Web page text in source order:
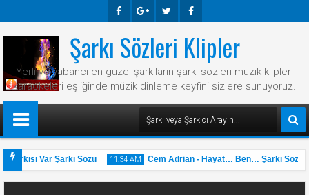
Ook E-
Plus
R Ook
Şarkı Sözleri Klipler
Yerli ve yabancı en güzel şarkıların şarkı sözleri müzik klipleri
karaokeleri eşliğinde müzik dinleme keyfini sizlere sunuyoruz.
Var Şarkı Sözü 11:34 AM Cem Adrian - Hayat… Ben… Şarkı Sözü